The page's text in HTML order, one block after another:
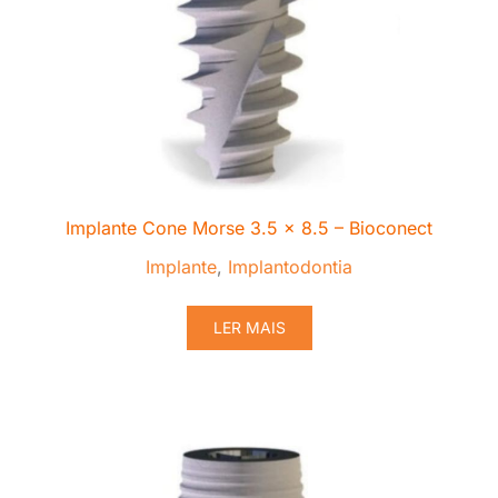
Implante Cone Morse 3.5 x 8.5 – Bioconect
Implante, Implantodontia
LER MAIS